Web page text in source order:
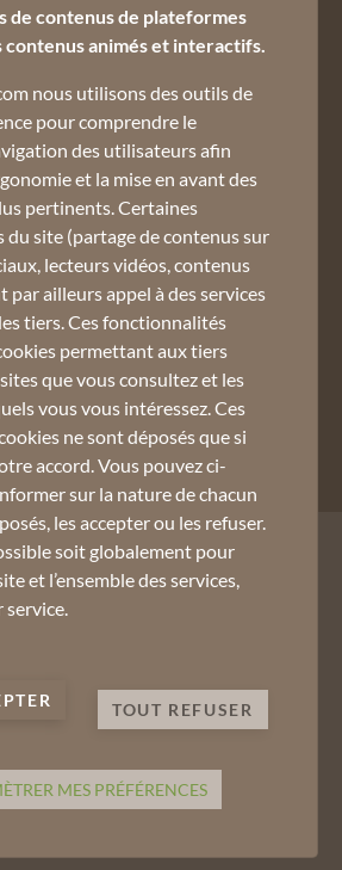
newsletter :
offres et actualités
et RGPD
de contenus de plateformes
contenus animés et interactifs.
nous utilisons des outils de
pour comprendre le
des utilisateurs afin
et la mise en avant des
pertinents. Certaines
site (partage de contenus sur
lecteurs vidéos, contenus
ailleurs appel à des services
tiers. Ces fonctionnalités
permettant aux tiers
que vous consultez et les
vous vous intéressez. Ces
ne sont déposés que si
accord. Vous pouvez ci-
sur la nature de chacun
les accepter ou les refuser.
soit globalement pour
et l’ensemble des services,
service.
TOUT REFUSER
MES PRÉFÉRENCES